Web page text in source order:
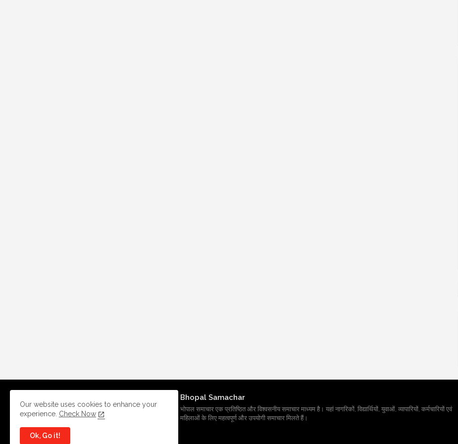
Bhopal Samachar
भोपाल समाचार एक प्रतिष्ठित और विश्वसनीय समाचार माध्यम है। यहां नागरिकों, विद्यार्थियों, युवाओं, व्यापारियों, कर्मचारियों एवं
महिलाओं के लिए महत्वपूर्ण और उपयोगी समाचार मिलते हैं।
Our website uses cookies to enhance your
experience. Check Now
Ok, Go it!